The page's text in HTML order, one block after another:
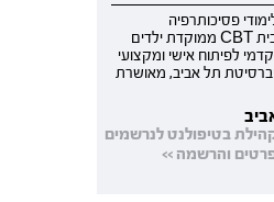
פסיכותרפיה
התנהגותית קוגניטיבית CBT ממוקדת ילדים
לפיתוח אישי ומקצועי
תל אביב, מאושרת
בטיפולנט לנרשמים